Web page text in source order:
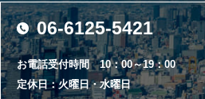
06-6125-5421
お電話受付時間 10：00～19：00
定休日：火曜日・水曜日